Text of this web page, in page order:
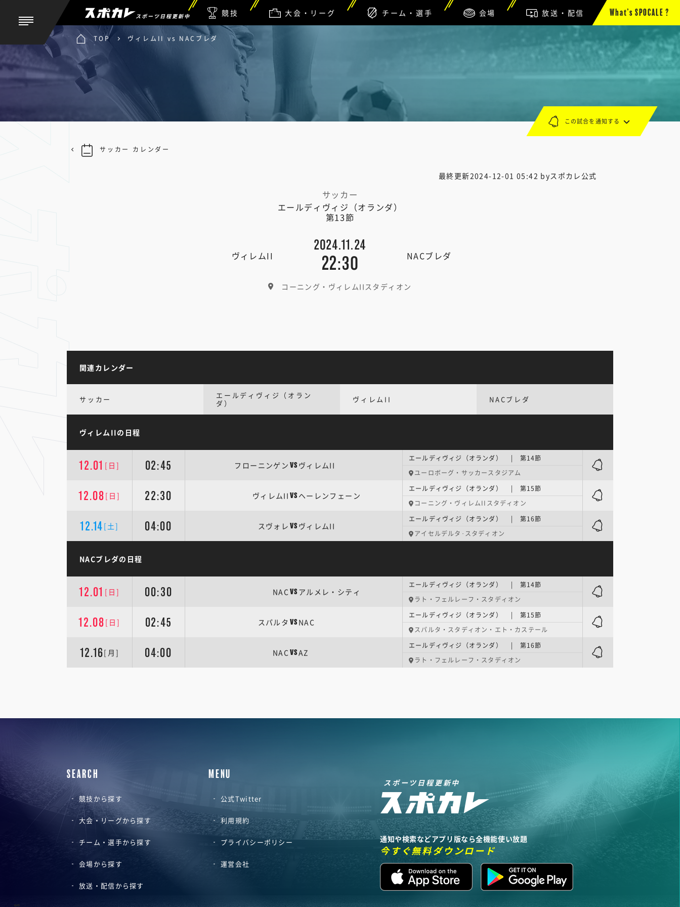
スポーツ日程更新中 競技 大会・リーグ チーム・選手 会場 放送・配信 What’s SPOCALE ?
TOP ヴィレムII vs NACブレダ
最終更新2024-12-01 05:42 byスポカレ公式
サッカー
エールディヴィジ（オランダ）
第13節
ヴィレムII
2024.11.24
22:30 NACブレダ
コーニング・ヴィレムIIスタディオン
この試合を通知する
サッカー カレンダー
関連カレンダー
サッカー
エールディヴィジ（オラン
ダ）
ヴィレムII NACブレダ
ヴィレムIIの日程
12.01 [日] 02:45 フローニンゲン VS ヴィレムII
エールディヴィジ（オランダ） | 第14節
ユーロボーグ・サッカースタジアム
12.08 [日] 22:30 ヴィレムII VS ヘーレンフェーン
エールディヴィジ（オランダ） | 第15節
コーニング・ヴィレムIIスタディオン
12.14 [土] 04:00 スヴォレ VS ヴィレムII
エールディヴィジ（オランダ） | 第16節
アイセルデルタ･スタディオン
NACブレダの日程
12.01 [日] 00:30 NACVS アルメレ・シティ
エールディヴィジ（オランダ） | 第14節
ラト・フェルレーフ・スタディオン
12.08 [日] 02:45 スパルタ VS NAC
エールディヴィジ（オランダ） | 第15節
スパルタ・スタディオン・エト・カステール
12.16[月] 04:00 NACVSAZ
エールディヴィジ（オランダ） | 第16節
ラト・フェルレーフ・スタディオン
SEARCH
競技から探す
大会・リーグから探す
チーム・選手から探す
会場から探す
放送・配信から探す
MENU
公式Twitter
利用規約
プライバシーポリシー
運営会社
スポーツ日程更新中
通知や検索などアプリ版なら全機能使い放題
今すぐ無料ダウンロード